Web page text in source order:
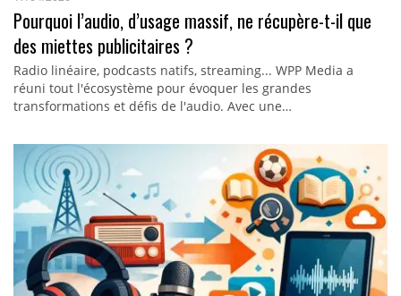
Pourquoi l’audio, d’usage massif, ne récupère-t-il que
des miettes publicitaires ?
Radio linéaire, podcasts natifs, streaming... WPP Media a
réuni tout l'écosystème pour évoquer les grandes
transformations et défis de l'audio. Avec une…